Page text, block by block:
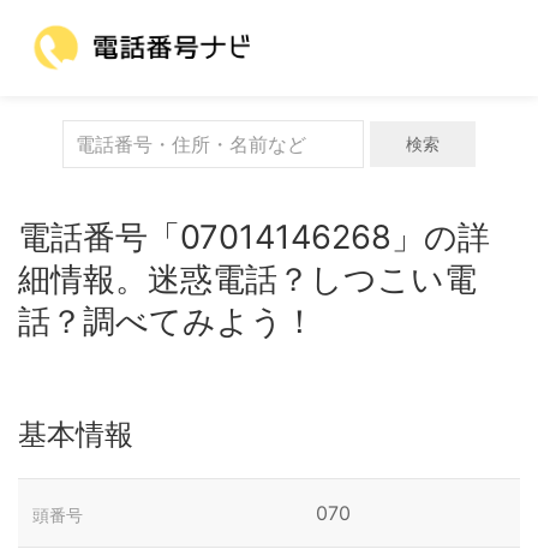
検索
電話番号「07014146268」の詳
細情報。迷惑電話？しつこい電
話？調べてみよう！
基本情報
頭番号 070